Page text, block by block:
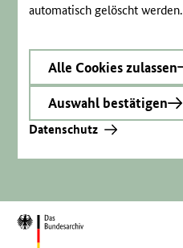
automatisch gelöscht werden.
Alle Cookies zulassen
Auswahl bestätigen
Datenschutz
Zur